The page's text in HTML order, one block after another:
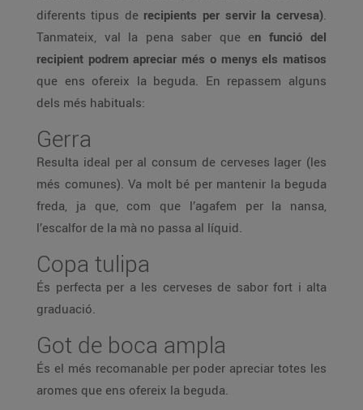
diferents tipus de recipients per servir la cervesa).
Tanmateix, val la pena saber que en funció del
recipient podrem apreciar més o menys els matisos
que ens ofereix la beguda. En repassem alguns
dels més habituals:
Gerra
Resulta ideal per al consum de cerveses lager (les
més comunes). Va molt bé per mantenir la beguda
freda, ja que, com que l’agafem per la nansa,
l’escalfor de la mà no passa al líquid.
Copa tulipa
És perfecta per a les cerveses de sabor fort i alta
graduació.
Got de boca ampla
És el més recomanable per poder apreciar totes les
aromes que ens ofereix la beguda.